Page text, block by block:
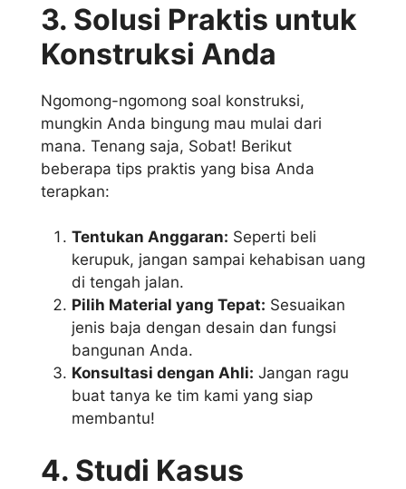
3. Solusi Praktis untuk
Konstruksi Anda
Ngomong-ngomong soal konstruksi,
mungkin Anda bingung mau mulai dari
mana. Tenang saja, Sobat! Berikut
beberapa tips praktis yang bisa Anda
terapkan:
Tentukan Anggaran: Seperti beli
kerupuk, jangan sampai kehabisan uang
di tengah jalan.
Pilih Material yang Tepat: Sesuaikan
jenis baja dengan desain dan fungsi
bangunan Anda.
Konsultasi dengan Ahli: Jangan ragu
buat tanya ke tim kami yang siap
membantu!
4. Studi Kasus